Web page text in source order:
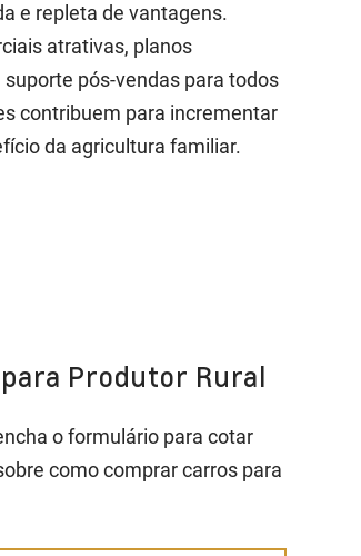
e repleta de vantagens.
atrativas, planos
pós-vendas para todos
contribuem para incrementar
da agricultura familiar.
Produtor Rural
o formulário para cotar
como comprar carros para